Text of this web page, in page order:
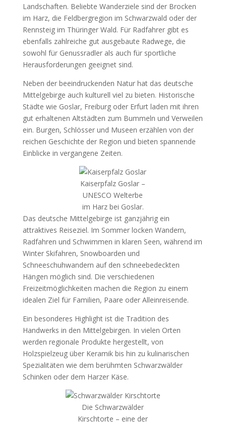
Landschaften. Beliebte Wanderziele sind der Brocken
im Harz, die Feldbergregion im Schwarzwald oder der
Rennsteig im Thüringer Wald. Für Radfahrer gibt es
ebenfalls zahlreiche gut ausgebaute Radwege, die
sowohl für Genussradler als auch für sportliche
Herausforderungen geeignet sind.
Neben der beeindruckenden Natur hat das deutsche
Mittelgebirge auch kulturell viel zu bieten. Historische
Städte wie Goslar, Freiburg oder Erfurt laden mit ihren
gut erhaltenen Altstädten zum Bummeln und Verweilen
ein. Burgen, Schlösser und Museen erzählen von der
reichen Geschichte der Region und bieten spannende
Einblicke in vergangene Zeiten.
Kaiserpfalz Goslar –
UNESCO Welterbe
im Harz bei Goslar.
Das deutsche Mittelgebirge ist ganzjährig ein
attraktives Reiseziel. Im Sommer locken Wandern,
Radfahren und Schwimmen in klaren Seen, während im
Winter Skifahren, Snowboarden und
Schneeschuhwandern auf den schneebedeckten
Hängen möglich sind. Die verschiedenen
Freizeitmöglichkeiten machen die Region zu einem
idealen Ziel für Familien, Paare oder Alleinreisende.
Ein besonderes Highlight ist die Tradition des
Handwerks in den Mittelgebirgen. In vielen Orten
werden regionale Produkte hergestellt, von
Holzspielzeug über Keramik bis hin zu kulinarischen
Spezialitäten wie dem berühmten Schwarzwälder
Schinken oder dem Harzer Käse.
Die Schwarzwälder
Kirschtorte – eine der